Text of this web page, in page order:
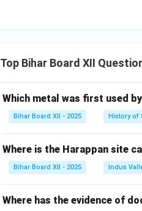
Top Bihar Board XII
Which metal was first used
Bihar Board XII - 2025 History of
Where is the Harappan site
Bihar Board XII - 2025 Indus
Where has the evidence of